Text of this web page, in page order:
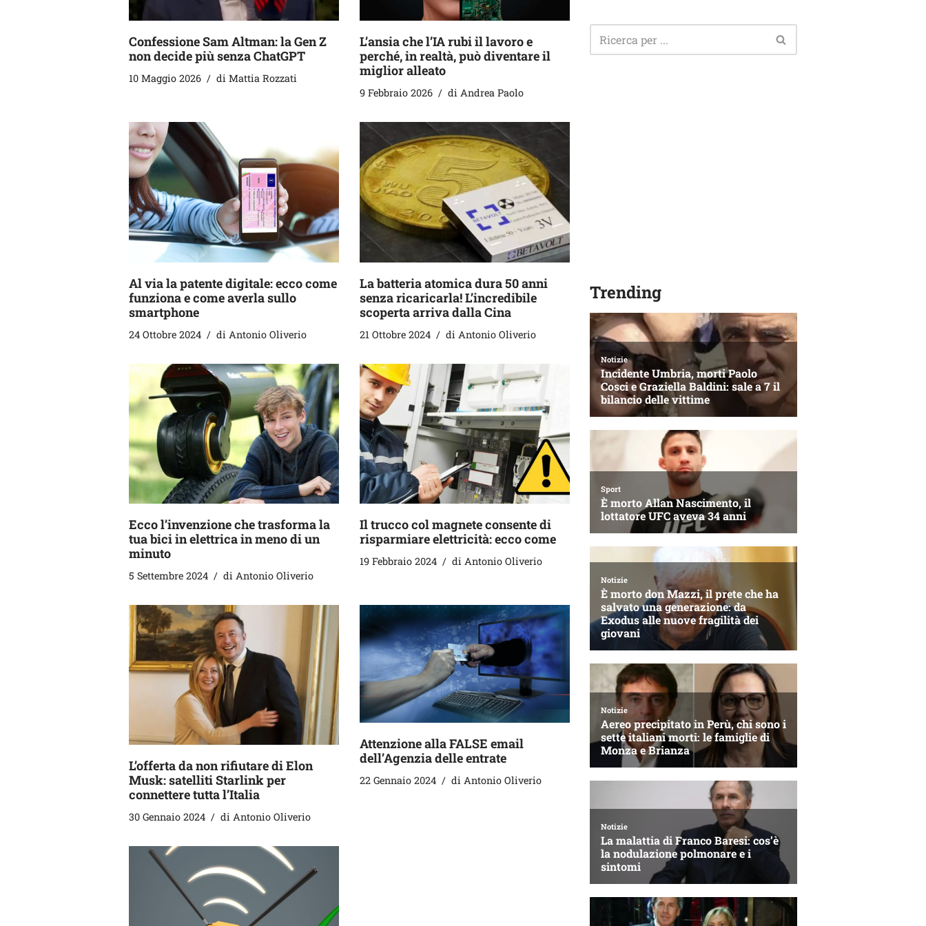
Confessione Sam Altman: la Gen Z
non decide più senza ChatGPT
10 Maggio 2026 di Mattia Rozzati
L’ansia che l’IA rubi il lavoro e
perché, in realtà, può diventare il
miglior alleato
9 Febbraio 2026 di Andrea Paolo
Al via la patente digitale: ecco come
funziona e come averla sullo
smartphone
24 Ottobre 2024 di Antonio Oliverio
La batteria atomica dura 50 anni
senza ricaricarla! L’incredibile
scoperta arriva dalla Cina
21 Ottobre 2024 di Antonio Oliverio
Ecco l’invenzione che trasforma la
tua bici in elettrica in meno di un
minuto
5 Settembre 2024 di Antonio Oliverio
Il trucco col magnete consente di
risparmiare elettricità: ecco come
19 Febbraio 2024 di Antonio Oliverio
L’offerta da non rifiutare di Elon
Musk: satelliti Starlink per
connettere tutta l’Italia
30 Gennaio 2024 di Antonio Oliverio
Attenzione alla FALSE email
dell’Agenzia delle entrate
22 Gennaio 2024 di Antonio Oliverio
Trending